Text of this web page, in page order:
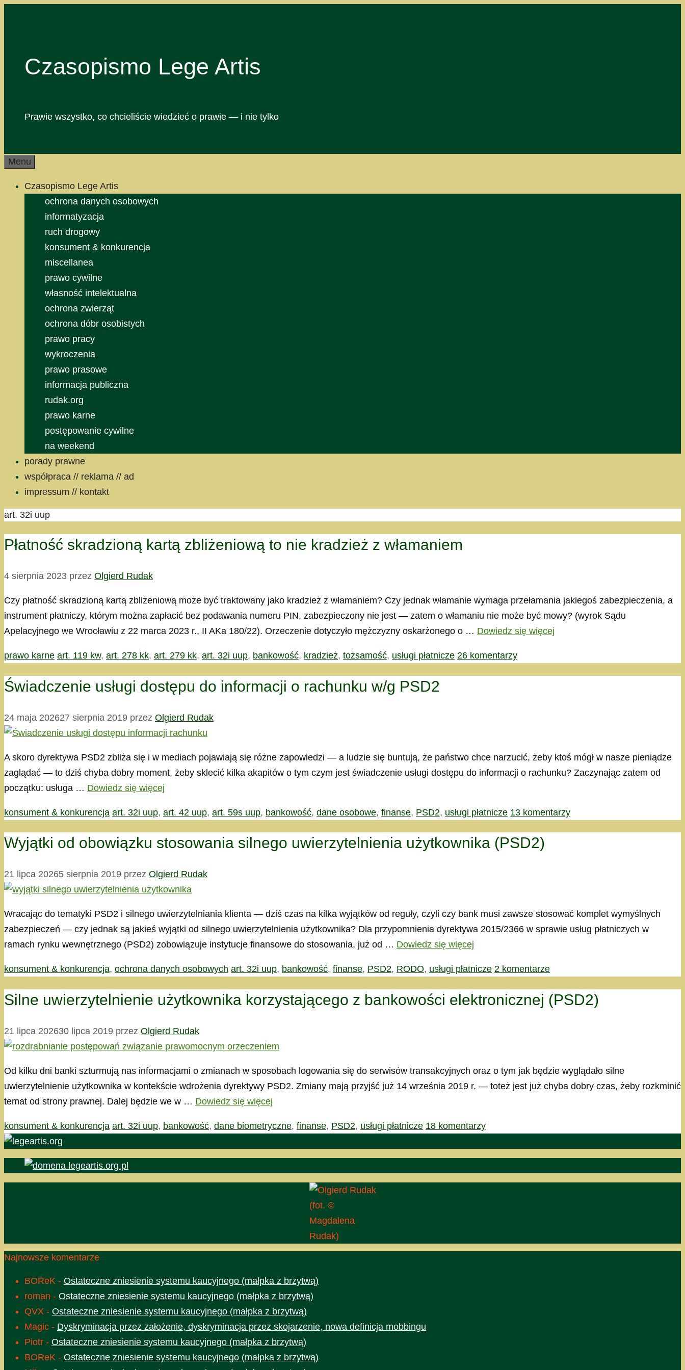
Czasopismo Lege Artis
Prawie wszystko, co chcieliście wiedzieć o prawie — i nie tylko
Menu
Czasopismo Lege Artis
ochrona danych osobowych
informatyzacja
ruch drogowy
konsument & konkurencja
miscellanea
prawo cywilne
własność intelektualna
ochrona zwierząt
ochrona dóbr osobistych
prawo pracy
wykroczenia
prawo prasowe
informacja publiczna
rudak.org
prawo karne
postępowanie cywilne
na weekend
porady prawne
współpraca // reklama // ad
impressum // kontakt
art. 32i uup
Płatność skradzioną kartą zbliżeniową to nie kradzież z włamaniem
4 sierpnia 2023 przez Olgierd Rudak
Czy płatność skradzioną kartą zbliżeniową może być traktowany jako kradzież z włamaniem? Czy jednak włamanie wymaga przełamania jakiegoś zabezpieczenia, a
instrument płatniczy, którym można zapłacić bez podawania numeru PIN, zabezpieczony nie jest — zatem o włamaniu nie może być mowy? (wyrok Sądu
Apelacyjnego we Wrocławiu z 22 marca 2023 r., II AKa 180/22). Orzeczenie dotyczyło mężczyzny oskarżonego o … Dowiedz się więcej
Kategorie
prawo karne Tagi
art. 119 kw, art. 278 kk, art. 279 kk, art. 32i uup, bankowość, kradzież, tożsamość, usługi płatnicze 26 komentarzy
Świadczenie usługi dostępu do informacji o rachunku w/g PSD2
24 maja 202627 sierpnia 2019 przez Olgierd Rudak
A skoro dyrektywa PSD2 zbliża się i w mediach pojawiają się różne zapowiedzi — a ludzie się buntują, że państwo chce narzucić, żeby ktoś mógł w nasze pieniądze
zaglądać — to dziś chyba dobry moment, żeby sklecić kilka akapitów o tym czym jest świadczenie usługi dostępu do informacji o rachunku? Zaczynając zatem od
początku: usługa … Dowiedz się więcej
Kategorie
konsument & konkurencja Tagi
art. 32i uup, art. 42 uup, art. 59s uup, bankowość, dane osobowe, finanse, PSD2, usługi płatnicze 13 komentarzy
Wyjątki od obowiązku stosowania silnego uwierzytelnienia użytkownika (PSD2)
21 lipca 20265 sierpnia 2019 przez Olgierd Rudak
Wracając do tematyki PSD2 i silnego uwierzytelniania klienta — dziś czas na kilka wyjątków od reguły, czyli czy bank musi zawsze stosować komplet wymyślnych
zabezpieczeń — czy jednak są jakieś wyjątki od silnego uwierzytelnienia użytkownika? Dla przypomnienia dyrektywa 2015/2366 w sprawie usług płatniczych w
ramach rynku wewnętrznego (PSD2) zobowiązuje instytucje finansowe do stosowania, już od … Dowiedz się więcej
Kategorie
konsument & konkurencja, ochrona danych osobowych Tagi
art. 32i uup, bankowość, finanse, PSD2, RODO, usługi płatnicze 2 komentarze
Silne uwierzytelnienie użytkownika korzystającego z bankowości elektronicznej (PSD2)
21 lipca 202630 lipca 2019 przez Olgierd Rudak
Od kilku dni banki szturmują nas informacjami o zmianach w sposobach logowania się do serwisów transakcyjnych oraz o tym jak będzie wyglądało silne
uwierzytelnienie użytkownika w kontekście wdrożenia dyrektywy PSD2. Zmiany mają przyjść już 14 września 2019 r. — toteż jest już chyba dobry czas, żeby rozkminić
temat od strony prawnej. Dalej będzie we w … Dowiedz się więcej
Kategorie
konsument & konkurencja Tagi
art. 32i uup, bankowość, dane biometryczne, finanse, PSD2, usługi płatnicze 18 komentarzy
(fot. ©
Magdalena
Rudak)
Najnowsze komentarze
BOReK - Ostateczne zniesienie systemu kaucyjnego (małpka z brzytwą)
roman - Ostateczne zniesienie systemu kaucyjnego (małpka z brzytwą)
QVX - Ostateczne zniesienie systemu kaucyjnego (małpka z brzytwą)
Magic - Dyskryminacja przez założenie, dyskryminacja przez skojarzenie, nowa definicja mobbingu
Piotr - Ostateczne zniesienie systemu kaucyjnego (małpka z brzytwą)
BOReK - Ostateczne zniesienie systemu kaucyjnego (małpka z brzytwą)